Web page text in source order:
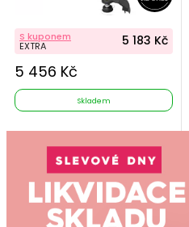
S kuponem
EXTRA 5 183 Kč
5 456 Kč
Skladem